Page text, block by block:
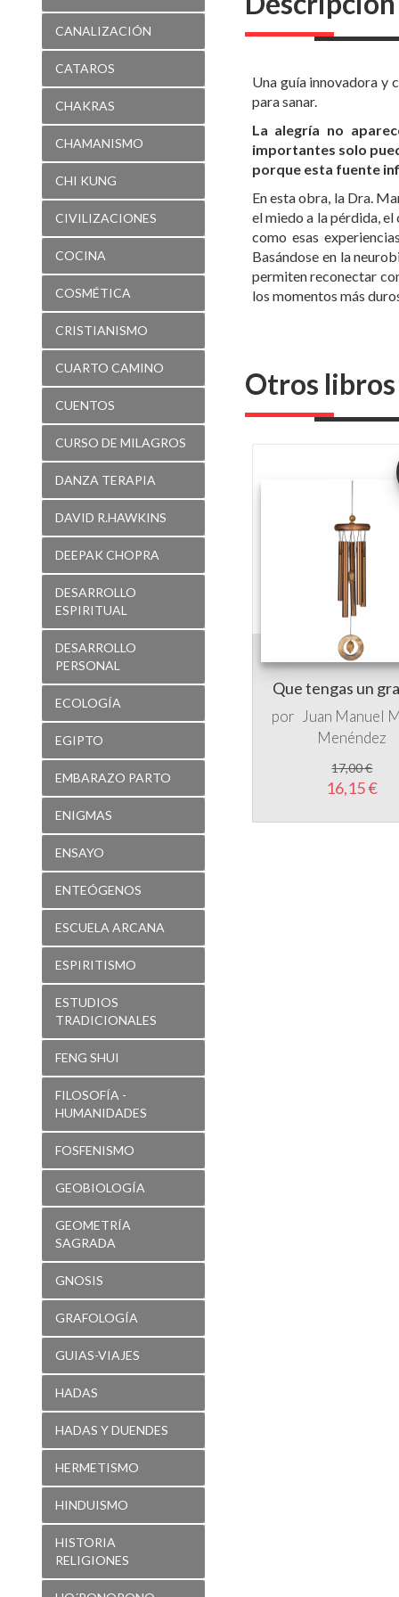
CANALIZACIÓN
CATAROS
CHAKRAS
CHAMANISMO
CHI KUNG
CIVILIZACIONES
COCINA
COSMÉTICA
CRISTIANISMO
CUARTO CAMINO
CUENTOS
CURSO DE MILAGROS
DANZA TERAPIA
DAVID R.HAWKINS
DEEPAK CHOPRA
DESARROLLO
ESPIRITUAL
DESARROLLO
PERSONAL
ECOLOGÍA
EGIPTO
EMBARAZO PARTO
ENIGMAS
ENSAYO
ENTEÓGENOS
ESCUELA ARCANA
ESPIRITISMO
ESTUDIOS
TRADICIONALES
FENG SHUI
FILOSOFÍA -
HUMANIDADES
FOSFENISMO
GEOBIOLOGÍA
GEOMETRÍA
SAGRADA
GNOSIS
GRAFOLOGÍA
GUIAS-VIAJES
HADAS
HADAS Y DUENDES
HERMETISMO
HINDUISMO
HISTORIA
RELIGIONES
para
Una guía innovadora y
para sanar.
La alegría no
importantes solo
porque esta fuente
En esta obra, la Dra.
el miedo a la pérdida,
como esas
Basándose en la
permiten reconectar
los momentos más
Otros
Que tengas un
por Juan Manuel
Menéndez
17,00 €
16,15 €